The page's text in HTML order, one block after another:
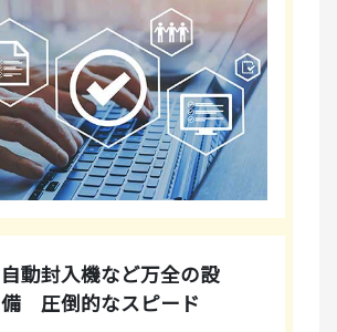
自動封入機など万全の設
備 圧倒的なスピード